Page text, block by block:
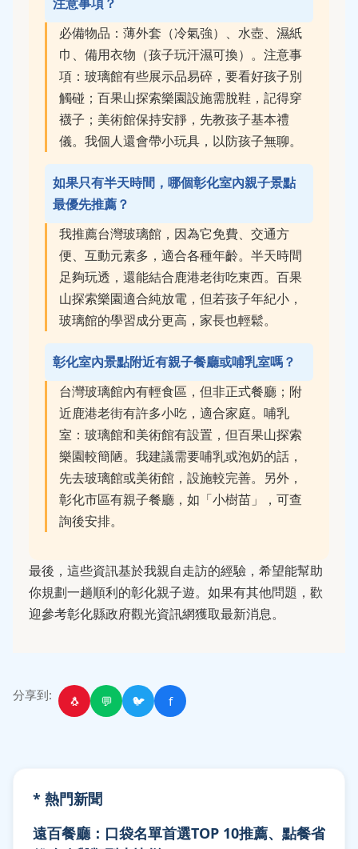
必備物品：薄外套（冷氣強）、水壺、濕紙
巾、備用衣物（孩子玩汗濕可換）。注意事
項：玻璃館有些展示品易碎，要看好孩子別
觸碰；百果山探索樂園設施需脫鞋，記得穿
襪子；美術館保持安靜，先教孩子基本禮
儀。我個人還會帶小玩具，以防孩子無聊。
如果只有半天時間，哪個彰化室內親子景點
最優先推薦？
我推薦台灣玻璃館，因為它免費、交通方
便、互動元素多，適合各種年齡。半天時間
足夠玩透，還能結合鹿港老街吃東西。百果
山探索樂園適合純放電，但若孩子年紀小，
玻璃館的學習成分更高，家長也輕鬆。
彰化室內景點附近有親子餐廳或哺乳室嗎？
台灣玻璃館內有輕食區，但非正式餐廳；附
近鹿港老街有許多小吃，適合家庭。哺乳
室：玻璃館和美術館有設置，但百果山探索
樂園較簡陋。我建議需要哺乳或泡奶的話，
先去玻璃館或美術館，設施較完善。另外，
彰化市區有親子餐廳，如「小樹苗」，可查
詢後安排。
最後，這些資訊基於我親自走訪的經驗，希望能幫助
你規劃一趟順利的彰化親子遊。如果有其他問題，歡
迎參考彰化縣政府觀光資訊網獲取最新消息。
分享到: 🐧 💬 🐦 f
* 熱門新聞
遠百餐廳：口袋名單首選TOP 10推薦、點餐省